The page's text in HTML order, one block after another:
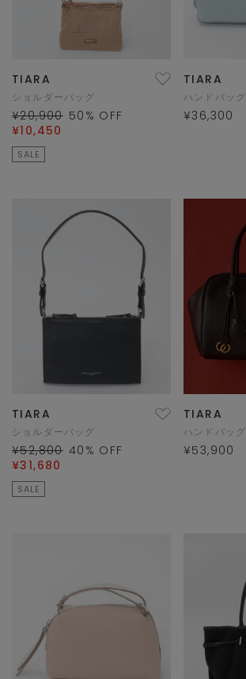
TIARA
ショルダーバッグ
¥20,900 50 % OFF
¥10,450
SALE
TIARA
ハンドバッグ
¥36,300
TIARA
ショルダーバッグ
¥52,800 40 % OFF
¥31,680
SALE
TIARA
ハンドバッグ
¥53,900